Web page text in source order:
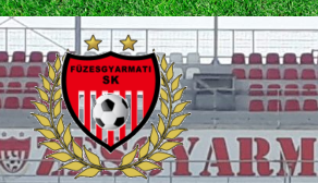
Skip
to
content